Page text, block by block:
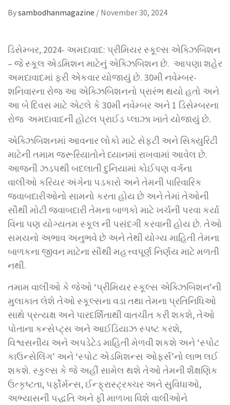
Bysambodhanmagazine / November 30, 2024
ડિસેમ્બર, 2024- અમદાવાદ: પ્રીમિયર સ્કૂલ્સ એક્ઝિબિશન
– જે સ્કૂલ એડમિશન માટેનું એક્ઝિબિશન છે. આપણા શહેર
અમદાવાદમાં ફરી એકવાર યોજાયું છે. 30મી નવેમ્બર-
શનિવારના રોજ આ એક્ઝિબિશનનો પ્રારંભ થયો હતો અને
આ બે દિવસ માટે એટલે કે 30મી નવેમ્બર અને 1 ડિસેમ્બરના
રોજ અમદાવાદની હોટલ પ્રાઈડ પ્લાઝા ખાતે યોજાયું છે.
એક્ઝિબિશનમાં આવનાર લોકો માટે સેફટી અને સિક્યુરિટી
માટેની તમામ જરૂરિયાતોને ધ્યાનમાં રાખવામાં આવેલ છે.
આજની ઝડપથી બદલાતી દુનિયામાં કોઈપણ વર્ગના
વાલીઓ કરિયર અંગેના પડકારો અને તેમની પારિવારિક
જવાબદારીઓનો સામનો કરતા હોય છે અને તેમાં તેઓની
સૌથી મોટી જવાબદારી તેમના બાળકો માટે ખર્ચની પરવા કર્યા
વિના પણ યોગ્યતમ સ્કૂલ ની પસંદગી કરવાની હોય છે. તેઓ
સમયનો અભાવ અનુભવે છે અને તેથી યોગ્ય માહિતી તેમના
બાળકના જીવન માટેના સૌથી મહત્ત્વપૂર્ણ નિર્ણય માટે મળતી
નથી.
તમામ વાલીઓ કે જેઓ ‘પ્રીમિયર સ્કૂલ્સ એક્ઝિબિશન’ની
મુલાકાત લેશે તેઓ સ્કૂલ્સના વડા તથા તેમના પ્રતિનિધિઓ
સાથે પ્રત્યક્ષ અને પારદર્શિતાથી વાતચીત કરી શકશે, તેઓ
પોતાના કન્સેપ્ટ્‌સ અને આઈડિયાઝ સ્પષ્ટ કરશે,
વિશ્વસનીય અને અપડેટેડ માહિતી મેળવી શકશે અને ‘સ્પોટ
કાઉન્સેલિંગ’ અને ‘સ્પોટ એડમિશન્સ ઓફર્સ’નો લાભ લઈ
શકશે. સ્કુલ્સ કે જે અહીં સામેલ થશે તેઓ તેમની શૈક્ષણિક
ઉત્કૃષ્ટતા, પર્ફોર્મન્સ, ઈન્ફ્રાસ્ટ્રક્ચર અને સુવિધાઓ,
અભ્યાસની પદ્ધતિ અને ફી માળખા વિશે વાલીઓને